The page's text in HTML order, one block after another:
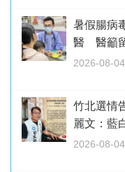
暑假腸病
醫 醫籲
2026-08-
竹北選情
麗文：藍
2026-08-